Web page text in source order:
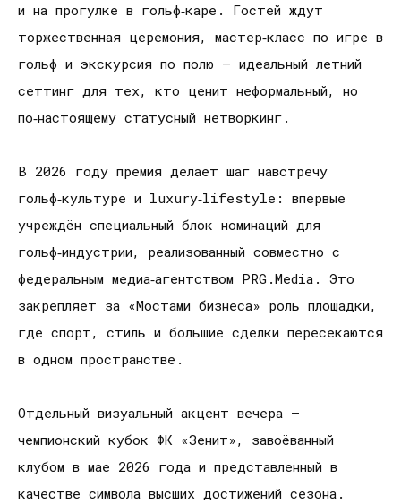
и на прогулке в гольф‑каре. Гостей ждут
торжественная церемония, мастер‑класс по игре в
гольф и экскурсия по полю — идеальный летний
сеттинг для тех, кто ценит неформальный, но
по‑настоящему статусный нетворкинг.
В 2026 году премия делает шаг навстречу
гольф‑культуре и luxury‑lifestyle: впервые
учреждён специальный блок номинаций для
гольф‑индустрии, реализованный совместно с
федеральным медиа‑агентством PRG.Media. Это
закрепляет за «Мостами бизнеса» роль площадки,
где спорт, стиль и большие сделки пересекаются
в одном пространстве.
Отдельный визуальный акцент вечера —
чемпионский кубок ФК «Зенит», завоёванный
клубом в мае 2026 года и представленный в
качестве символа высших достижений сезона.